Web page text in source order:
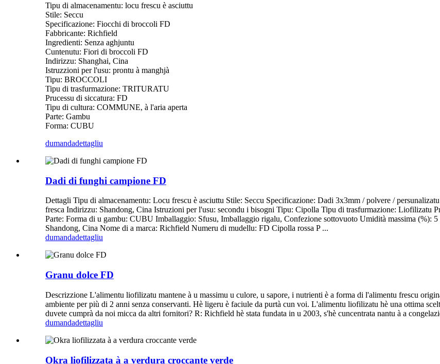
Tipu di almacenamentu: locu frescu è asciuttu
Stile: Seccu
Specificazione: Fiocchi di broccoli FD
Fabbricante: Richfield
Ingredienti: Senza aghjuntu
Cuntenutu: Fiori di broccoli FD
Indirizzu: Shanghai, Cina
Istruzzioni per l'usu: prontu à manghjà
Tipu: BROCCOLI
Tipu di trasfurmazione: TRITURATU
Prucessu di siccatura: FD
Tipu di cultura: COMMUNE, à l'aria aperta
Parte: Gambu
Forma: CUBU
dumandadettagliu
Dadi di funghi campione FD
Dettagli Tipu di almacenamentu: Locu frescu è asciuttu Stile: Seccu Specificazione: Dadi 3x3mm / polvere /
fresca Indirizzu: Shandong, Cina Istruzioni per l'usu: secondu i bisogni Tipu: Cipolla Tipu di trasfurmazione: Liofilizatu
Parte: Forma di u gambu: CUBU Imballaggio: Sfusu, Imballaggio rigalu, Confezione sottovuoto Umidità massima (%):
Shandong, Cina Nome di a marca: Richfield Numeru di mudellu: FD Cipolla rossa P ...
dumandadettagliu
Granu dolce FD
Descrizzione L'alimentu liofilizatu mantene à u massimu u culore, u sapore, i nutrienti è a forma di l'alimentu frescu
ambiente per più di 2 anni senza conservanti. Hè ligeru è faciule da purtà cun voi. L'alimentu liofilizatu hè una ottima
duvete cumprà da noi micca da altri fornitori? R: Richfield hè stata fundata in u 2003, s'hè cuncentrata nantu à a
dumandadettagliu
Okra liofilizzata à a verdura croccante verde